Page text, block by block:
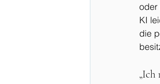
oder
KI
die
„Ich